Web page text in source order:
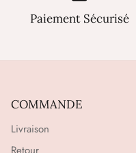
Paiement Sécurisé
COMMANDE
Livraison